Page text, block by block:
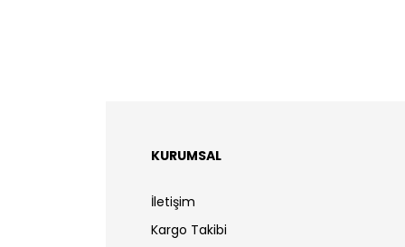
KURUMSAL
İletişim
Kargo Takibi